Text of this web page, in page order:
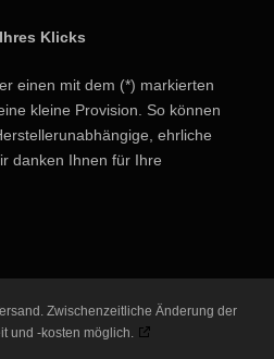
Klicks
einen mit dem (*) markierten
kleine Provision. So können
ehrliche
danken Ihnen für Ihre
Zwischenzeitliche Änderung der
und -kosten möglich.